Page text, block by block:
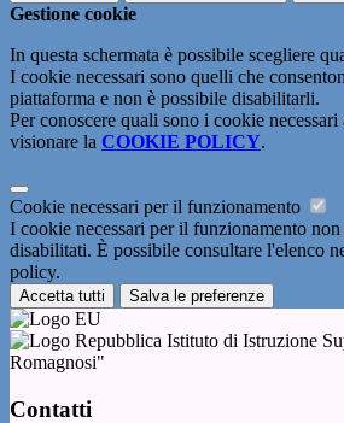
Gestione cookie
In questa schermata è possibile scegliere
I cookie necessari sono quelli che
piattaforma e non è possibile disabilitarli.
Per conoscere quali sono i cookie
visionare la COOKIE POLICY.
Cookie necessari per il funzionamento
I cookie necessari per il funzionamento non
disabilitati. È possibile consultare l'elenco
policy.
Accetta tutti Salva le preferenze
Istituto di Istruzione
Romagnosi"
Contatti